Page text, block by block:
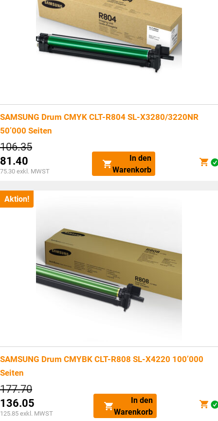
SAMSUNG Drum CMYK CLT-R804 SL-X3280/3220NR
50’000 Seiten
106.35Ursprünglicher
CHF106.35
81.40
Aktueller
ist:
CHF81.40.
75.30 exkl. MWST
In den
Warenkorb
Aktion!
SAMSUNG Drum CMYBK CLT-R808 SL-X4220 100’000
Seiten
177.70Ursprünglicher
Preis
war:
CHF177.70
136.05
Aktueller
125.85 exkl. MWST
In den
Warenkorb